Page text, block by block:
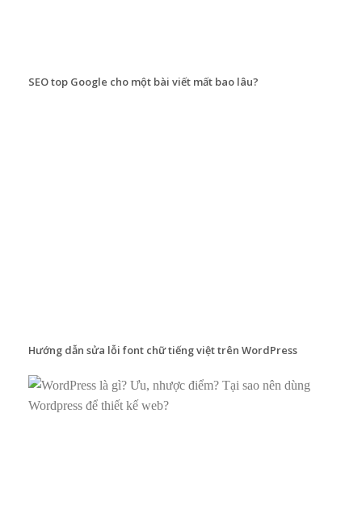
SEO top Google cho một bài viết mất bao lâu?
Hướng dẫn sửa lỗi font chữ tiếng việt trên WordPress